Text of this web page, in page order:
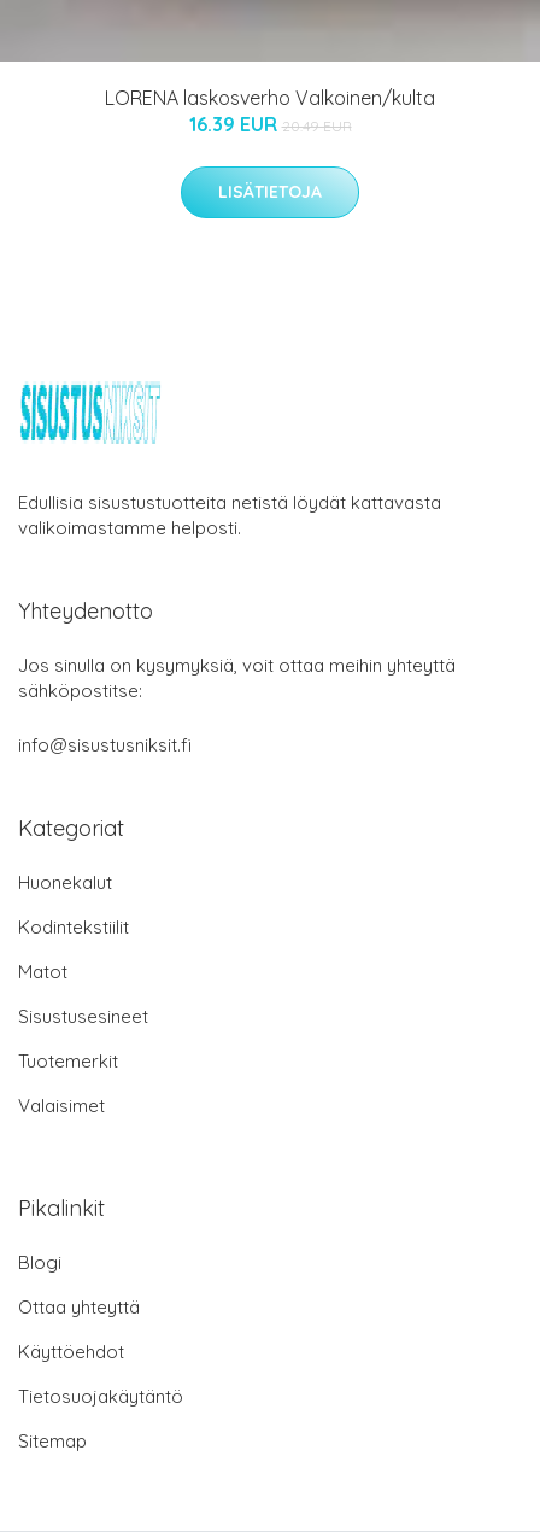
LORENA laskosverho Valkoinen/kulta
16.39 EUR 20.49 EUR
LISÄTIETOJA
Edullisia sisustustuotteita netistä löydät kattavasta
valikoimastamme helposti.
Yhteydenotto
Jos sinulla on kysymyksiä, voit ottaa meihin yhteyttä
sähköpostitse:
info@sisustusniksit.fi
Kategoriat
Huonekalut
Kodintekstiilit
Matot
Sisustusesineet
Tuotemerkit
Valaisimet
Pikalinkit
Blogi
Ottaa yhteyttä
Käyttöehdot
Tietosuojakäytäntö
Sitemap